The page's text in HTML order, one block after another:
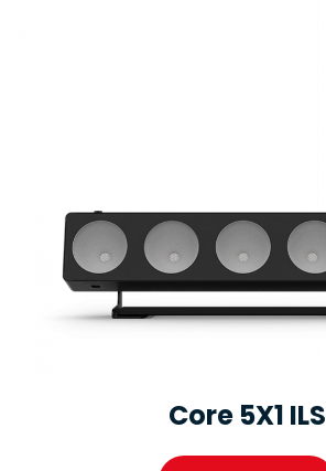
Core 5X1 ILS